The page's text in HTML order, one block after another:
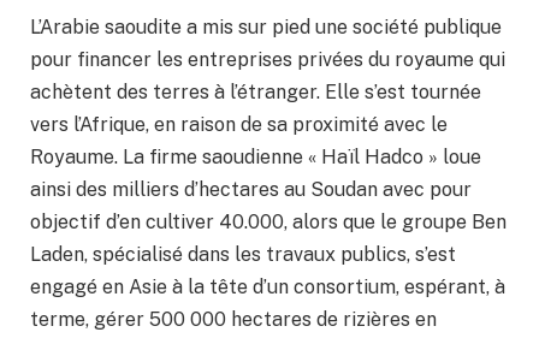
L’Arabie saoudite a mis sur pied une société publique
pour financer les entreprises privées du royaume qui
achètent des terres à l’étranger. Elle s’est tournée
vers l’Afrique, en raison de sa proximité avec le
Royaume. La firme saoudienne « Haïl Hadco » loue
ainsi des milliers d’hectares au Soudan avec pour
objectif d’en cultiver 40.000, alors que le groupe Ben
Laden, spécialisé dans les travaux publics, s’est
engagé en Asie à la tête d’un consortium, espérant, à
terme, gérer 500 000 hectares de rizières en